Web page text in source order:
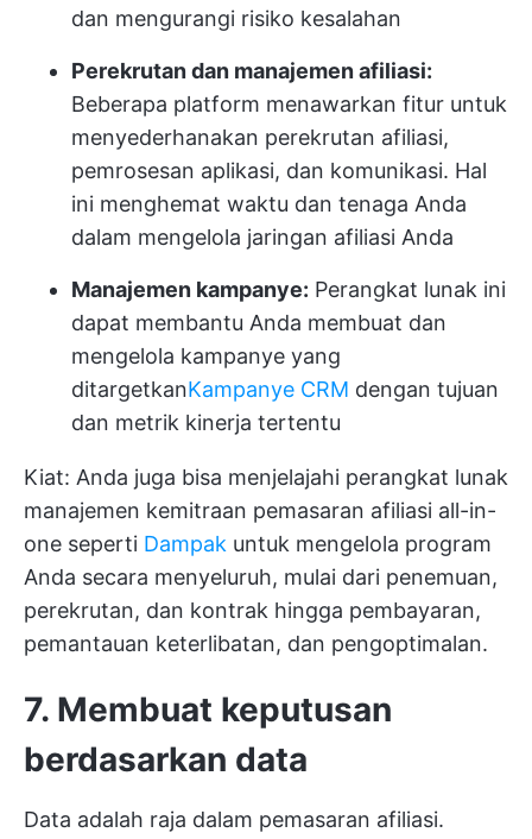
dan mengurangi risiko kesalahan
Perekrutan dan manajemen afiliasi:
Beberapa platform menawarkan fitur untuk
menyederhanakan perekrutan afiliasi,
pemrosesan aplikasi, dan komunikasi. Hal
ini menghemat waktu dan tenaga Anda
dalam mengelola jaringan afiliasi Anda
Manajemen kampanye: Perangkat lunak ini
dapat membantu Anda membuat dan
mengelola kampanye yang
ditargetkanKampanye CRM dengan tujuan
dan metrik kinerja tertentu
Kiat: Anda juga bisa menjelajahi perangkat lunak
manajemen kemitraan pemasaran afiliasi all-in-
one seperti Dampak untuk mengelola program
Anda secara menyeluruh, mulai dari penemuan,
perekrutan, dan kontrak hingga pembayaran,
pemantauan keterlibatan, dan pengoptimalan.
7. Membuat keputusan
berdasarkan data
Data adalah raja dalam pemasaran afiliasi.